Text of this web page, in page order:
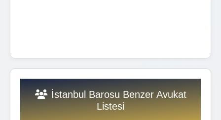
İstanbul Barosu Benzer Avukat
Listesi